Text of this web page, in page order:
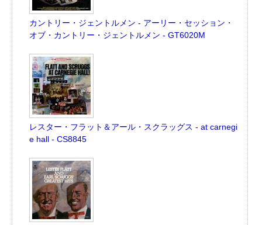
カントリー・ジェントルメン - アーリー・セッション・
オブ・カントリー・ジェントルメン - GT6020M
レスター・フラット＆アール・スクラッグス - at carnegi
e hall - CS8845